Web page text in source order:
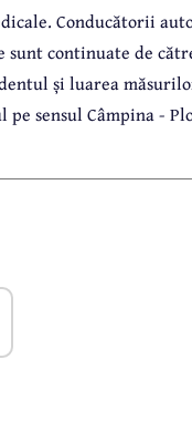
Conducătorii
continuate de
și luarea
sensul Câmpina -